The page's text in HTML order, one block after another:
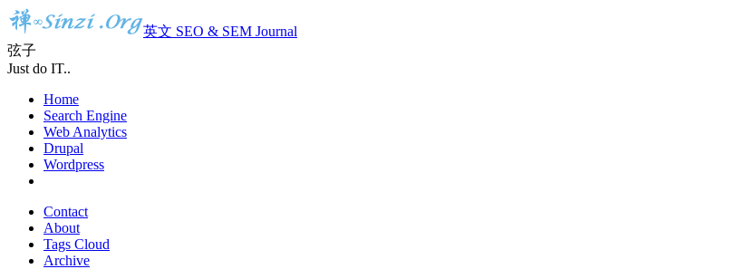
英文 SEO & SEM Journal
弦子
Just do IT..
Home
Search Engine
Web Analytics
Drupal
Wordpress
Contact
About
Tags Cloud
Archive